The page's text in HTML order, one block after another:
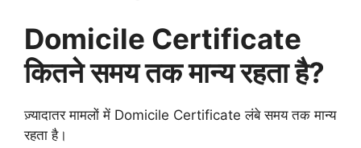
Domicile Certificate
कितने समय तक मान्य रहता है?
ज़्यादातर मामलों में Domicile Certificate लंबे समय तक मान्य
रहता है।